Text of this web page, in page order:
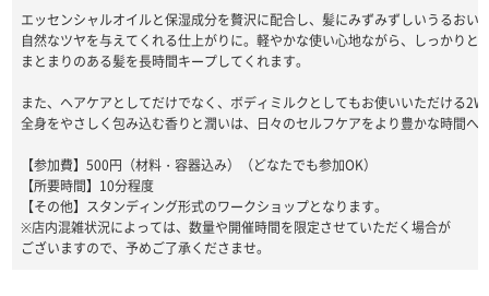
エッセンシャルオイルと保湿成分を贅沢に配合し、髪にみずみずしいうるおい
自然なツヤを与えてくれる仕上がりに。軽やかな使い心地ながら、しっかりと
まとまりのある髪を長時間キープしてくれます。
また、ヘアケアとしてだけでなく、ボディミルクとしてもお使いいただける
全身をやさしく包み込む香りと潤いは、日々のセルフケアをより豊かな時間へ
【参加費】500円（材料・容器込み）（どなたでも参加OK）
【所要時間】10分程度
【その他】スタンディング形式のワークショップとなります。
※店内混雑状況によっては、数量や開催時間を限定させていただく場合が
ございますので、予めご了承くださませ。